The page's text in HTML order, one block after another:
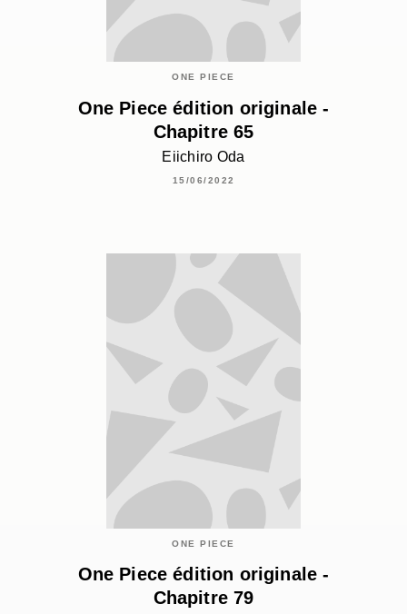
ONE PIECE
One Piece édition originale -
Chapitre 65
Eiichiro Oda
15/06/2022
ONE PIECE
One Piece édition originale -
Chapitre 79